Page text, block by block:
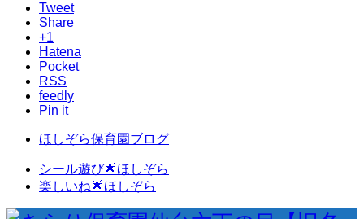
Tweet
Share
+1
Hatena
Pocket
RSS
feedly
Pin it
ほしぞら保育園ブログ
シール遊び🌟ほしぞら
楽しいね🌟ほしぞら